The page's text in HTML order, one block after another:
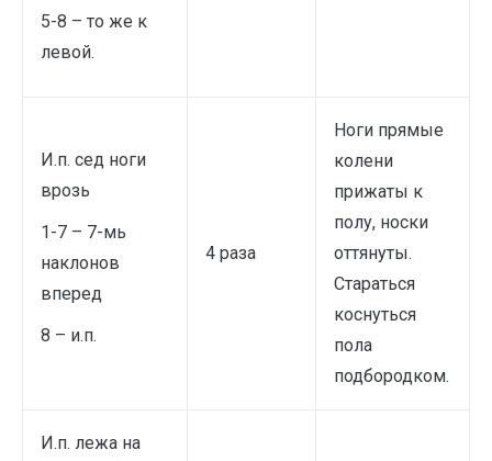
5-8 – то же к
левой.
И.п. сед ноги
врозь
1-7 – 7-мь
наклонов
вперед
8 – и.п.
4 раза
Ноги прямые
колени
прижаты к
полу, носки
оттянуты.
Стараться
коснуться
пола
подбородком.
И.п. лежа на